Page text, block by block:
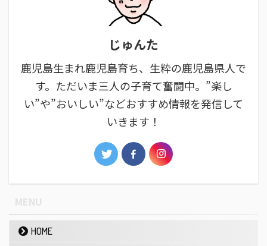
じゅんた
鹿児島生まれ鹿児島育ち、生粋の鹿児島県人で
す。ただいま三人の子育て奮闘中。”楽し
い”や”おいしい”などおすすめ情報を発信して
いきます！
HOME